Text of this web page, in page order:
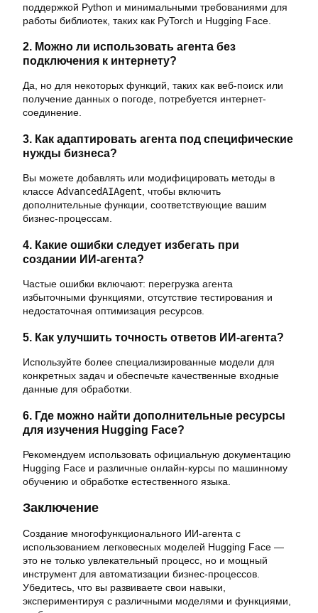
поддержкой Python и минимальными требованиями для
работы библиотек, таких как PyTorch и Hugging Face.
2. Можно ли использовать агента без
подключения к интернету?
Да, но для некоторых функций, таких как веб-поиск или
получение данных о погоде, потребуется интернет-
соединение.
3. Как адаптировать агента под специфические
нужды бизнеса?
Вы можете добавлять или модифицировать методы в
классе AdvancedAIAgent, чтобы включить
дополнительные функции, соответствующие вашим
бизнес-процессам.
4. Какие ошибки следует избегать при
создании ИИ-агента?
Частые ошибки включают: перегрузка агента
избыточными функциями, отсутствие тестирования и
недостаточная оптимизация ресурсов.
5. Как улучшить точность ответов ИИ-агента?
Используйте более специализированные модели для
конкретных задач и обеспечьте качественные входные
данные для обработки.
6. Где можно найти дополнительные ресурсы
для изучения Hugging Face?
Рекомендуем использовать официальную документацию
Hugging Face и различные онлайн-курсы по машинному
обучению и обработке естественного языка.
Заключение
Создание многофункционального ИИ-агента с
использованием легковесных моделей Hugging Face —
это не только увлекательный процесс, но и мощный
инструмент для автоматизации бизнес-процессов.
Убедитесь, что вы развиваете свои навыки,
экспериментируя с различными моделями и функциями,